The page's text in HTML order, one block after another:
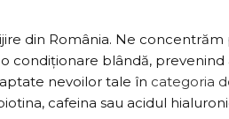
din România. Ne
condiționare blândă,
nevoilor tale în categoria
cafeina sau acidul